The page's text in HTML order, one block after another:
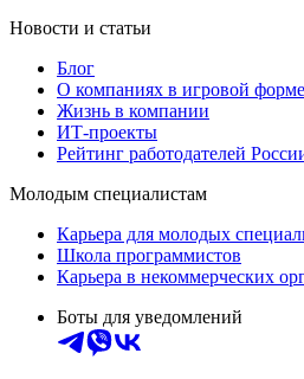
Новости и статьи
Блог
О компаниях в игровой форме
Жизнь в компании
ИТ-проекты
Рейтинг работодателей
Молодым специалистам
Карьера для молодых
Школа программистов
Карьера в некоммерческих
Боты для уведомлений